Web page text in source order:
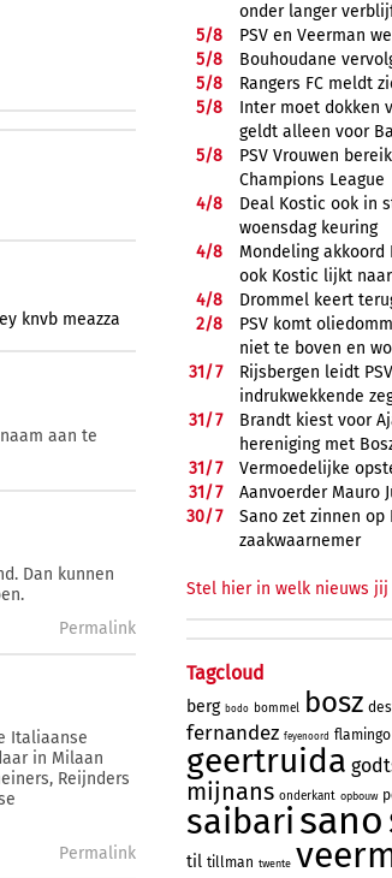
knvb meazza
aan te
Dan kunnen
Permalink
Italiaanse
in Milaan
Reijnders
Permalink
onder langer
5/8
PSV en Veerman
5/8
Bouhoudane
5/8
Rangers FC meldt
5/8
Inter moet dokken
geldt alleen voor
5/8
PSV Vrouwen
Champions League
4/8
Deal Kostic ook in
woensdag keuring
4/8
Mondeling akkoord
ook Kostic lijkt
4/8
Drommel keert
2/8
PSV komt
niet te boven en
31/7
Rijsbergen leidt
indrukwekkende
31/7
Brandt kiest voor
hereniging met
31/7
Vermoedelijke
31/7
Aanvoerder Mauro
30/7
Sano zet zinnen op
zaakwaarnemer
Stel hier in welk nieuws
Tagcloud
berg bodo bommel bosz
fernandez feyenoord flamingo
geertruida
mijnans onderkant opbouw
saibari sano
til tillman twente